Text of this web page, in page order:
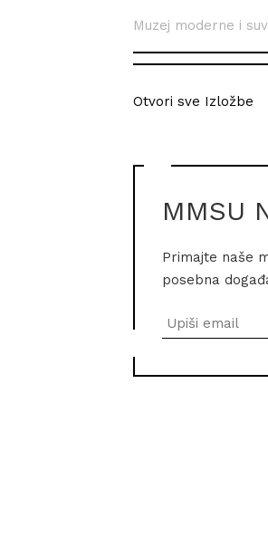
Muzej moderne i
Otvori sve Izložbe
MMSU
Primajte naše
posebna